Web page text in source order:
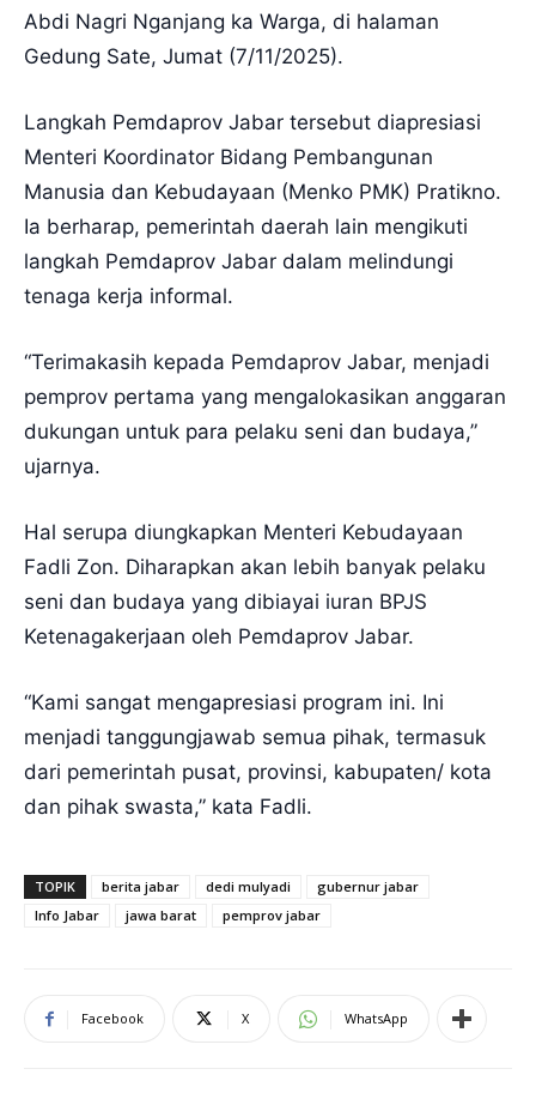
Abdi Nagri Nganjang ka Warga, di halaman
Gedung Sate, Jumat (7/11/2025).
Langkah Pemdaprov Jabar tersebut diapresiasi
Menteri Koordinator Bidang Pembangunan
Manusia dan Kebudayaan (Menko PMK) Pratikno.
Ia berharap, pemerintah daerah lain mengikuti
langkah Pemdaprov Jabar dalam melindungi
tenaga kerja informal.
“Terimakasih kepada Pemdaprov Jabar, menjadi
pemprov pertama yang mengalokasikan anggaran
dukungan untuk para pelaku seni dan budaya,”
ujarnya.
Hal serupa diungkapkan Menteri Kebudayaan
Fadli Zon. Diharapkan akan lebih banyak pelaku
seni dan budaya yang dibiayai iuran BPJS
Ketenagakerjaan oleh Pemdaprov Jabar.
“Kami sangat mengapresiasi program ini. Ini
menjadi tanggungjawab semua pihak, termasuk
dari pemerintah pusat, provinsi, kabupaten/ kota
dan pihak swasta,” kata Fadli.
TOPIK berita jabar dedi mulyadi
gubernur jabar
Info Jabar
jawa barat pemprov jabar
Facebook X WhatsApp